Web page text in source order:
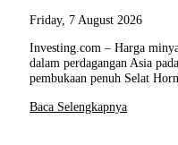
Friday, 7 August 2026
Investing.com – Harga
dalam perdagangan Asia
pembukaan penuh Selat
Baca Selengkapnya